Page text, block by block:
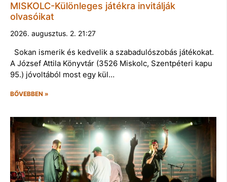
MISKOLC-Különleges játékra invitálják
olvasóikat
2026. augusztus. 2. 21:27
Sokan ismerik és kedvelik a szabadulószobás játékokat.
A József Attila Könyvtár (3526 Miskolc, Szentpéteri kapu
95.) jóvoltából most egy kül…
BŐVEBBEN »